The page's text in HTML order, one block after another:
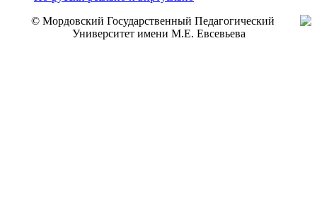
© Мордовский Государственный Педагогический
Университет имени М.Е. Евсевьева